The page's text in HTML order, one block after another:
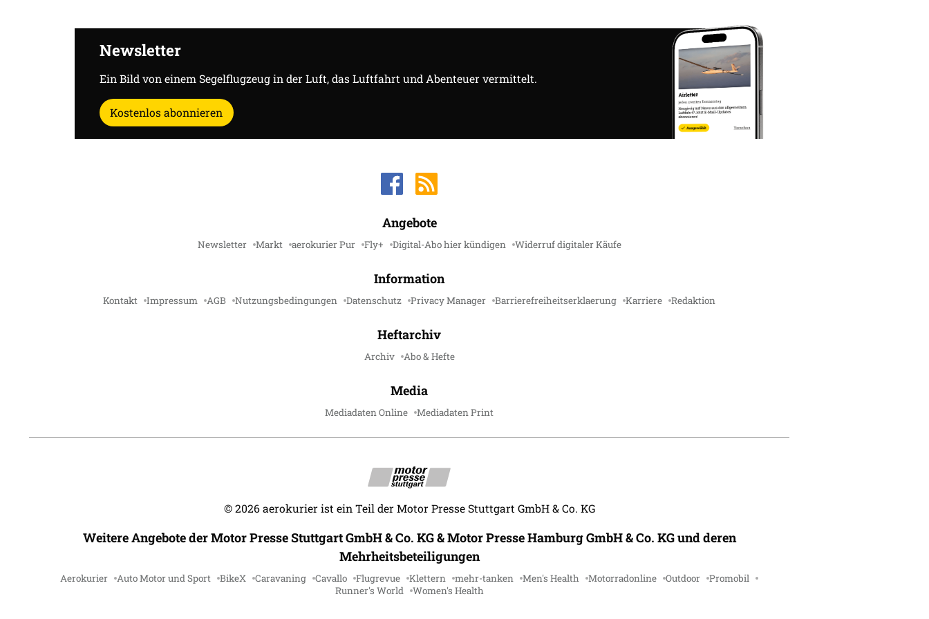
Newsletter
Ein Bild von einem Segelflugzeug in der Luft, das Luftfahrt und Abenteuer vermittelt.
Kostenlos abonnieren
Angebote
Newsletter Markt aerokurier Pur Fly+ Digital-Abo hier kündigen Widerruf digitaler Käufe
Information
Kontakt Impressum AGB Nutzungsbedingungen Datenschutz Privacy Manager Barrierefreiheitserklaerung Karriere Redaktion
Heftarchiv
Archiv Abo & Hefte
Media
Mediadaten Online Mediadaten Print
©2026 aerokurier ist ein Teil der Motor Presse Stuttgart GmbH & Co. KG
Weitere Angebote der Motor Presse Stuttgart GmbH & Co. KG & Motor Presse Hamburg GmbH & Co. KG und deren
Mehrheitsbeteiligungen
Aerokurier Auto Motor und Sport BikeX Caravaning Cavallo Flugrevue Klettern mehr-tanken Men's Health Motorradonline Outdoor
Promobil
Runner's World
Women's Health